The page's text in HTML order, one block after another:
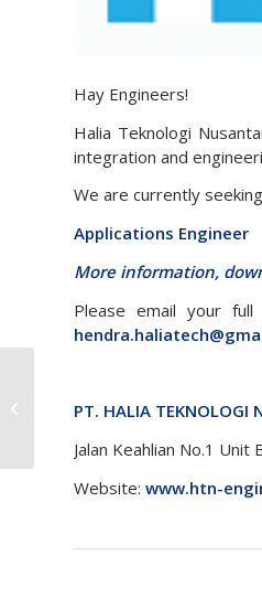
Hay Engineers!
Halia Teknologi
integration and
We are currently
Applications Engineer
More information,
Please email your
PT. HALIA TEKNOLOGI
Jalan Keahlian No.1
Website: www.htn-
Qur’an “Menajagamu